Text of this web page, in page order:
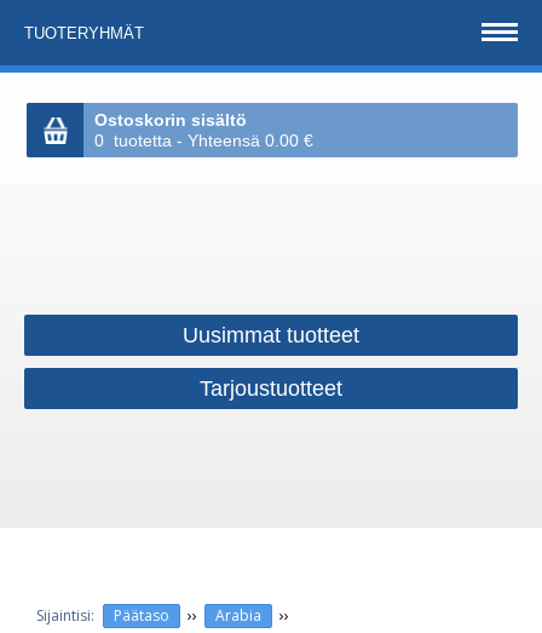
TUOTERYHMÄT
Ostoskorin sisältö
0 tuotetta - Yhteensä 0.00 €
Uusimmat tuotteet
Tarjoustuotteet
Päätaso ›› Arabia ››